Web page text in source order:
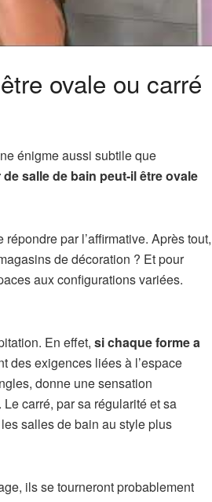
ovale ou carré
énigme aussi subtile que
salle de bain peut-il être ovale
répondre par l’affirmative. Après tout,
de décoration ? Et pour
aux configurations variées.
En effet, si chaque forme a
des exigences liées à l’espace
donne une sensation
carré, par sa régularité et sa
salles de bain au style plus
ils se tourneront probablement